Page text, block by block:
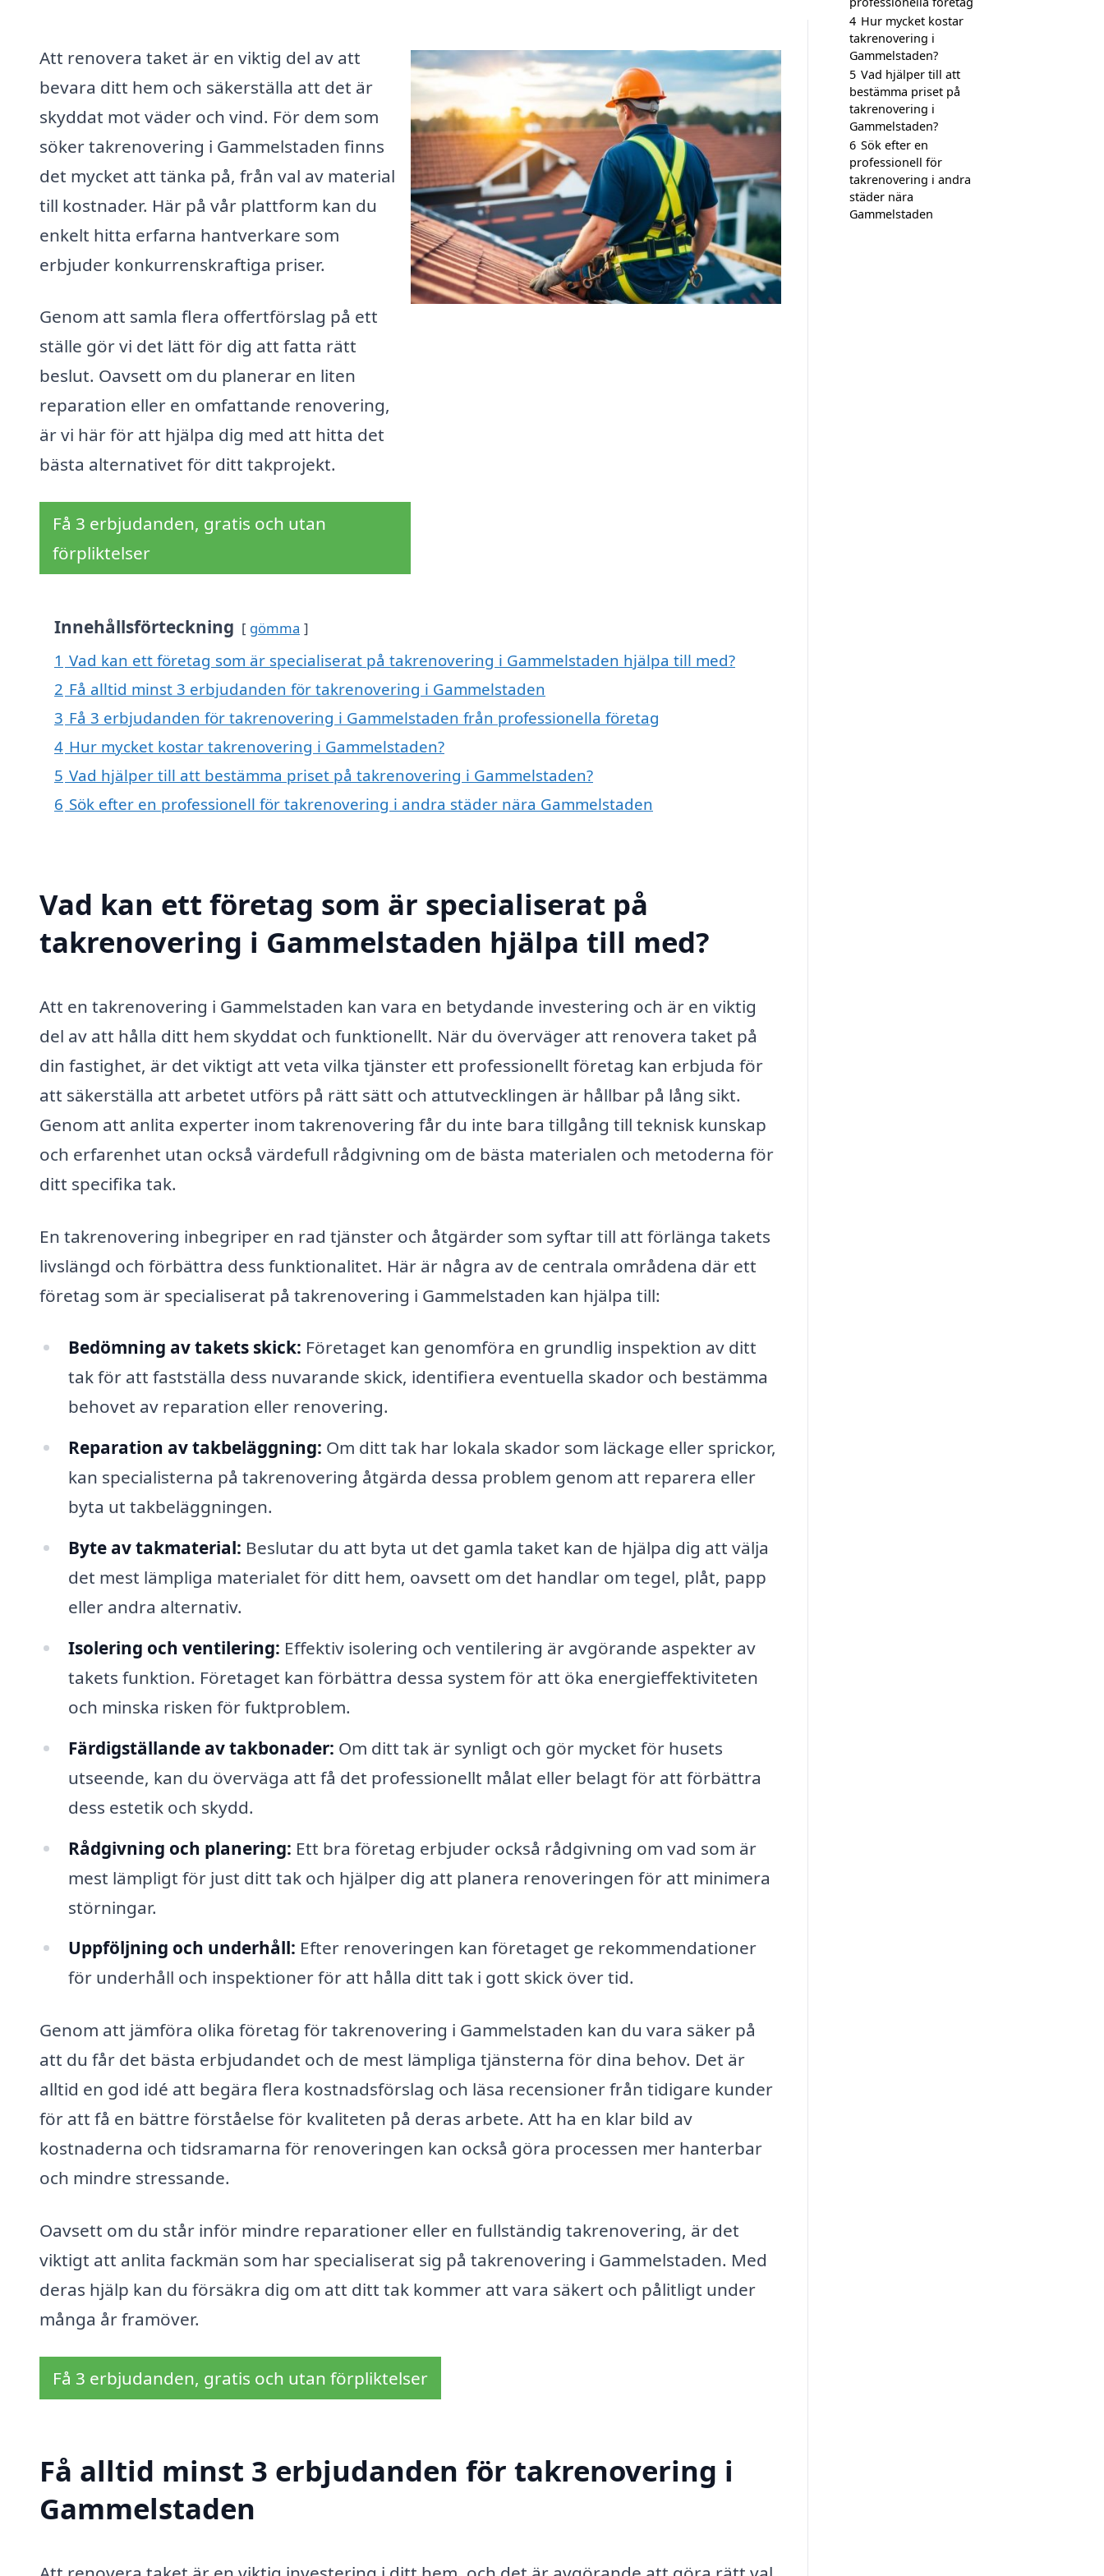
Att renovera taket är en viktig del av att
bevara ditt hem och säkerställa att det är
skyddat mot väder och vind. För dem som
söker takrenovering i Gammelstaden finns
det mycket att tänka på, från val av material
till kostnader. Här på vår plattform kan du
enkelt hitta erfarna hantverkare som
erbjuder konkurrenskraftiga priser.
Genom att samla flera offertförslag på ett
ställe gör vi det lätt för dig att fatta rätt
beslut. Oavsett om du planerar en liten
reparation eller en omfattande renovering,
är vi här för att hjälpa dig med att hitta det
bästa alternativet för ditt takprojekt.
Få 3 erbjudanden, gratis och utan
förpliktelser
Innehållsförteckning gömma
1 Vad kan ett företag som är specialiserat på takrenovering i Gammelstaden hjälpa till med?
2 Få alltid minst 3 erbjudanden för takrenovering i Gammelstaden
3 Få 3 erbjudanden för takrenovering i Gammelstaden från professionella företag
4 Hur mycket kostar takrenovering i Gammelstaden?
5 Vad hjälper till att bestämma priset på takrenovering i Gammelstaden?
6 Sök efter en professionell för takrenovering i andra städer nära Gammelstaden
Vad kan ett företag som är specialiserat på
takrenovering i Gammelstaden hjälpa till med?
Att en takrenovering i Gammelstaden kan vara en betydande investering och är en viktig
del av att hålla ditt hem skyddat och funktionellt. När du överväger att renovera taket på
din fastighet, är det viktigt att veta vilka tjänster ett professionellt företag kan erbjuda för
att säkerställa att arbetet utförs på rätt sätt och attutvecklingen är hållbar på lång sikt.
Genom att anlita experter inom takrenovering får du inte bara tillgång till teknisk kunskap
och erfarenhet utan också värdefull rådgivning om de bästa materialen och metoderna för
ditt specifika tak.
En takrenovering inbegriper en rad tjänster och åtgärder som syftar till att förlänga takets
livslängd och förbättra dess funktionalitet. Här är några av de centrala områdena där ett
företag som är specialiserat på takrenovering i Gammelstaden kan hjälpa till:
Bedömning av takets skick: Företaget kan genomföra en grundlig inspektion av ditt
tak för att fastställa dess nuvarande skick, identifiera eventuella skador och bestämma
behovet av reparation eller renovering.
Reparation av takbeläggning: Om ditt tak har lokala skador som läckage eller sprickor,
kan specialisterna på takrenovering åtgärda dessa problem genom att reparera eller
byta ut takbeläggningen.
Byte av takmaterial: Beslutar du att byta ut det gamla taket kan de hjälpa dig att välja
det mest lämpliga materialet för ditt hem, oavsett om det handlar om tegel, plåt, papp
eller andra alternativ.
Isolering och ventilering: Effektiv isolering och ventilering är avgörande aspekter av
takets funktion. Företaget kan förbättra dessa system för att öka energieffektiviteten
och minska risken för fuktproblem.
Färdigställande av takbonader: Om ditt tak är synligt och gör mycket för husets
utseende, kan du överväga att få det professionellt målat eller belagt för att förbättra
dess estetik och skydd.
Rådgivning och planering: Ett bra företag erbjuder också rådgivning om vad som är
mest lämpligt för just ditt tak och hjälper dig att planera renoveringen för att minimera
störningar.
Uppföljning och underhåll: Efter renoveringen kan företaget ge rekommendationer
för underhåll och inspektioner för att hålla ditt tak i gott skick över tid.
Genom att jämföra olika företag för takrenovering i Gammelstaden kan du vara säker på
att du får det bästa erbjudandet och de mest lämpliga tjänsterna för dina behov. Det är
alltid en god idé att begära flera kostnadsförslag och läsa recensioner från tidigare kunder
för att få en bättre förståelse för kvaliteten på deras arbete. Att ha en klar bild av
kostnaderna och tidsramarna för renoveringen kan också göra processen mer hanterbar
och mindre stressande.
Oavsett om du står inför mindre reparationer eller en fullständig takrenovering, är det
viktigt att anlita fackmän som har specialiserat sig på takrenovering i Gammelstaden. Med
deras hjälp kan du försäkra dig om att ditt tak kommer att vara säkert och pålitligt under
många år framöver.
Få 3 erbjudanden, gratis och utan förpliktelser
Få alltid minst 3 erbjudanden för takrenovering i
Gammelstaden
4 Hur mycket kostar
takrenovering i
Gammelstaden?
5 Vad hjälper till att
bestämma priset på
takrenovering i
Gammelstaden?
6 Sök efter en
professionell för
takrenovering i andra
städer nära
Gammelstaden